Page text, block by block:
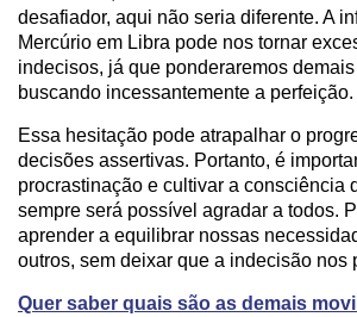
desafiador, aqui não seria diferente. A
Mercúrio em Libra pode nos tornar
indecisos, já que ponderaremos
buscando incessantemente a perfeição.
Essa hesitação pode atrapalhar o
decisões assertivas. Portanto, é
procrastinação e cultivar a consciência
sempre será possível agradar a todos.
aprender a equilibrar nossas
outros, sem deixar que a indecisão nos
Quer saber quais são as demais